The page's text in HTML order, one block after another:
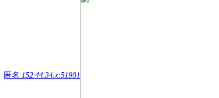
匿名 152.44.34.x:51901